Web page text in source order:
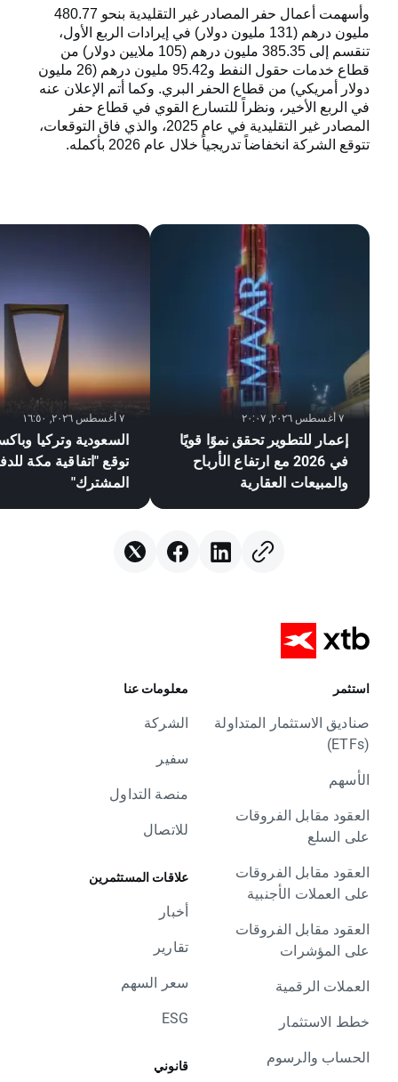
وأسهمت أعمال حفر المصادر غير التقليدية بنحو 480.77
مليون درهم (131 مليون دولار) في إيرادات الربع الأول،
تنقسم إلى 385.35 مليون درهم (105 ملايين دولار) من
قطاع خدمات حقول النفط و95.42 مليون درهم (26 مليون
دولار أمريكي) من قطاع الحفر البري. وكما أتم الإعلان عنه
في الربع الأخير، ونظراً للتسارع القوي في قطاع حفر
المصادر غير التقليدية في عام 2025، والذي فاق التوقعات،
تتوقع الشركة انخفاضاً تدريجياً خلال عام 2026 بأكمله
.
٧ أغسطس ٢٠٢٦, ٢٠:٠٧
إعمار للتطوير تحقق نموًا قويًا
في 2026 مع ارتفاع الأرباح
والمبيعات العقارية
٧ أغسطس ٢٠٢٦, ١٦:٥٠
السعودية وتركيا
توقع "اتفاقية مكة
المشترك"
استثمر
صناديق الاستثمار المتداولة
(ETFs)
الأسهم
العقود مقابل الفروقات
على السلع
العقود مقابل الفروقات
على العملات الأجنبية
العقود مقابل الفروقات
على المؤشرات
العملات الرقمية
خطط الاستثمار
الحساب والرسوم
معلومات عنا
الشركة
سفير
منصة التداول
للاتصال
علاقات المستثمرين
أخبار
تقارير
سعر السهم
ESG
قانوني